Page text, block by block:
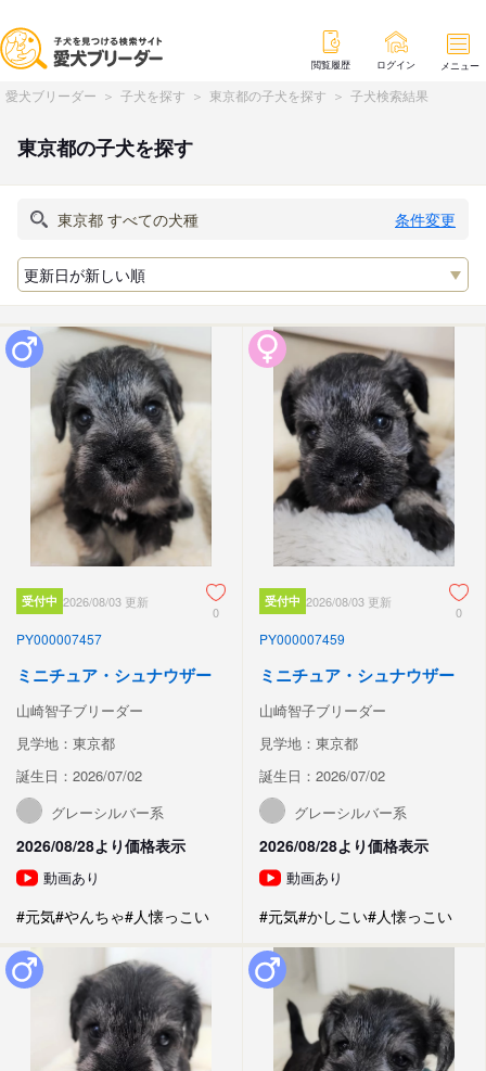
閲覧履歴 ログイン メニュー
愛犬ブリーダー 子犬を探す 東京都の子犬を探す 子犬検索結果
東京都の子犬を探す
条件変更
受付中 2026/08/03 更新
0
PY000007457
ミニチュア・シュナウザー
山崎智子ブリーダー
見学地：東京都
誕生日：2026/07/02
グレーシルバー系
2026/08/28より価格表示
動画あり
#元気#やんちゃ#人懐っこい
受付中 2026/08/03 更新
0
PY000007459
ミニチュア・シュナウザー
山崎智子ブリーダー
見学地：東京都
誕生日：2026/07/02
グレーシルバー系
2026/08/28より価格表示
動画あり
#元気#かしこい#人懐っこい